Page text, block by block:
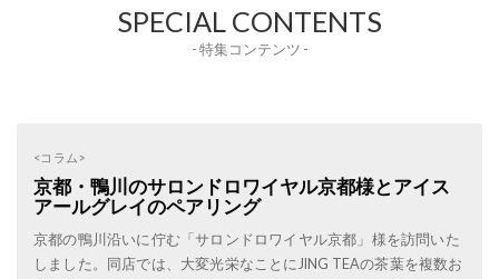
SPECIAL CONTENTS
- 特集コンテンツ -
<コラム>
京都・鴨川のサロンドロワイヤル京都様とアイス
アールグレイのペアリング
京都の鴨川沿いに佇む「サロンドロワイヤル京都」様を訪問いた
しました。同店では、大変光栄なことにJING TEAの茶葉を複数お